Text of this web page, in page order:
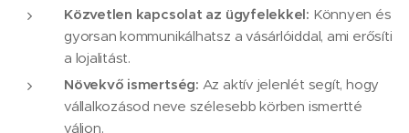
Közvetlen kapcsolat az ügyfelekkel: Könnyen és
gyorsan kommunikálhatsz a vásárlóiddal, ami erősíti
a lojalitást.
Növekvő ismertség: Az aktív jelenlét segít, hogy
vállalkozásod neve szélesebb körben ismertté
váljon.